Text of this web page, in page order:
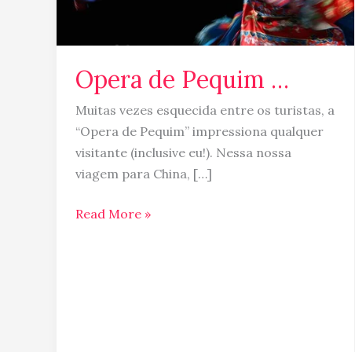
Opera de Pequim …
Muitas vezes esquecida entre os turistas, a
“Opera de Pequim” impressiona qualquer
visitante (inclusive eu!). Nessa nossa
viagem para China, […]
Read More »